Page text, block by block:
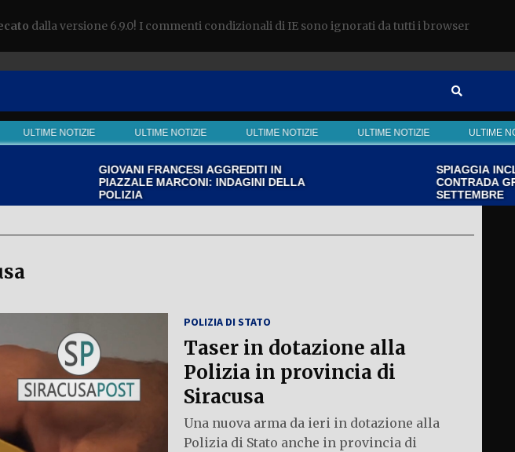
dalla versione 6.9.0! I commenti condizionali di IE sono ignorati da tutti i browser
ULTIME NOTIZIE ULTIME NOTIZIE ULTIME NOTIZIE ULTIME NOTIZIE ULTIME
GIOVANI FRANCESI AGGREDITI IN
PIAZZALE MARCONI: INDAGINI DELLA
POLIZIA
SPIAGGIA
CONTRADA
SETTEMBRE
POLIZIA DI STATO
Taser in dotazione alla
Polizia in provincia di
Siracusa
Una nuova arma da ieri in dotazione alla
Polizia di Stato anche in provincia di